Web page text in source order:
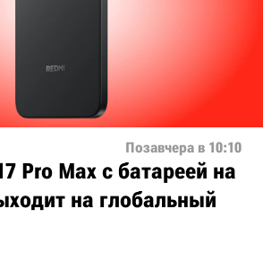
Позавчера в 10:10
Pro Max с батареей на
на глобальный